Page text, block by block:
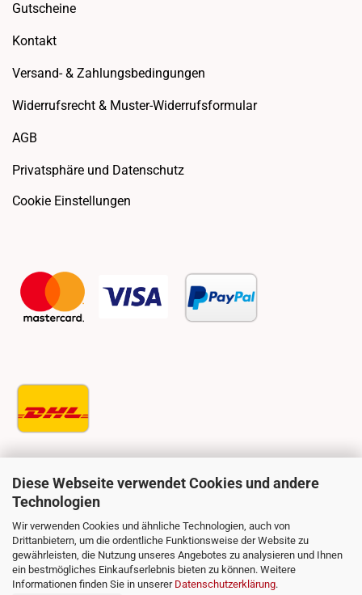
Diese Webseite verwendet Cookies und andere
Technologien
Wir verwenden Cookies und ähnliche Technologien, auch von
Drittanbietern, um die ordentliche Funktionsweise der Website zu
gewährleisten, die Nutzung unseres Angebotes zu analysieren und Ihnen
ein bestmögliches Einkaufserlebnis bieten zu können. Weitere
Informationen finden Sie in unserer Datenschutzerklärung.
Gutscheine
Kontakt
Versand- & Zahlungsbedingungen
Widerrufsrecht & Muster-Widerrufsformular
AGB
Privatsphäre und Datenschutz
Cookie Einstellungen